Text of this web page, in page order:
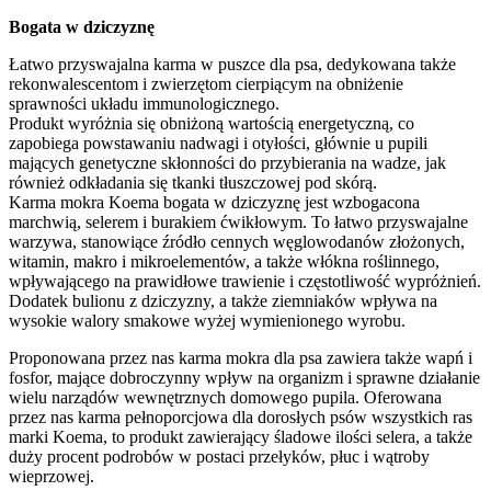
Bogata w dziczyznę
Łatwo przyswajalna karma w puszce dla psa, dedykowana także
rekonwalescentom i zwierzętom cierpiącym na obniżenie
sprawności układu immunologicznego.
Produkt wyróżnia się obniżoną wartością energetyczną, co
zapobiega powstawaniu nadwagi i otyłości, głównie u pupili
mających genetyczne skłonności do przybierania na wadze, jak
również odkładania się tkanki tłuszczowej pod skórą.
Karma mokra Koema bogata w dziczyznę jest wzbogacona
marchwią, selerem i burakiem ćwikłowym. To łatwo przyswajalne
warzywa, stanowiące źródło cennych węglowodanów złożonych,
witamin, makro i mikroelementów, a także włókna roślinnego,
wpływającego na prawidłowe trawienie i częstotliwość wypróżnień.
Dodatek bulionu z dziczyzny, a także ziemniaków wpływa na
wysokie walory smakowe wyżej wymienionego wyrobu.
Proponowana przez nas karma mokra dla psa zawiera także wapń i
fosfor, mające dobroczynny wpływ na organizm i sprawne działanie
wielu narządów wewnętrznych domowego pupila. Oferowana
przez nas karma pełnoporcjowa dla dorosłych psów wszystkich ras
marki Koema, to produkt zawierający śladowe ilości selera, a także
duży procent podrobów w postaci przełyków, płuc i wątroby
wieprzowej.